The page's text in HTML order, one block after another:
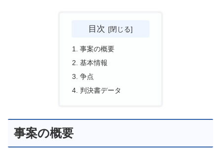
目次
事案の概要
基本情報
争点
判決書データ
事案の概要